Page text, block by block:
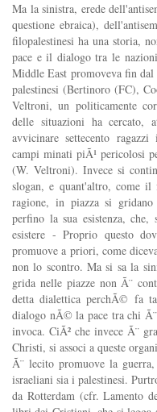
Ma la sinistra, erede
questione ebraica),
filopalestinesi ha una storia,
pace e il dialogo tra le
Middle East promoveva fin
palestinesi (Bertinoro (FC),
Veltroni, un politicamente
delle situazioni ha cercato,
avvicinare settecento
campi minati piÃ¹ pericolosi
(W. Veltroni). Invece si
slogan, e quant'altro, come
ragione, in piazza si
perfino la sua esistenza,
esistere - Proprio questo
promuove a priori, come
non lo scontro. Ma si sa la
grida nelle piazze non Ã¨
detta dialettica perchÃ© fa
dialogo nÃ© la pace tra chi
invoca. CiÃ² che invece Ã¨
Christi, si associ a queste
Ã¨ lecito promuove la
israeliani sia i palestinesi.
da Rotterdam (cfr. Lamento